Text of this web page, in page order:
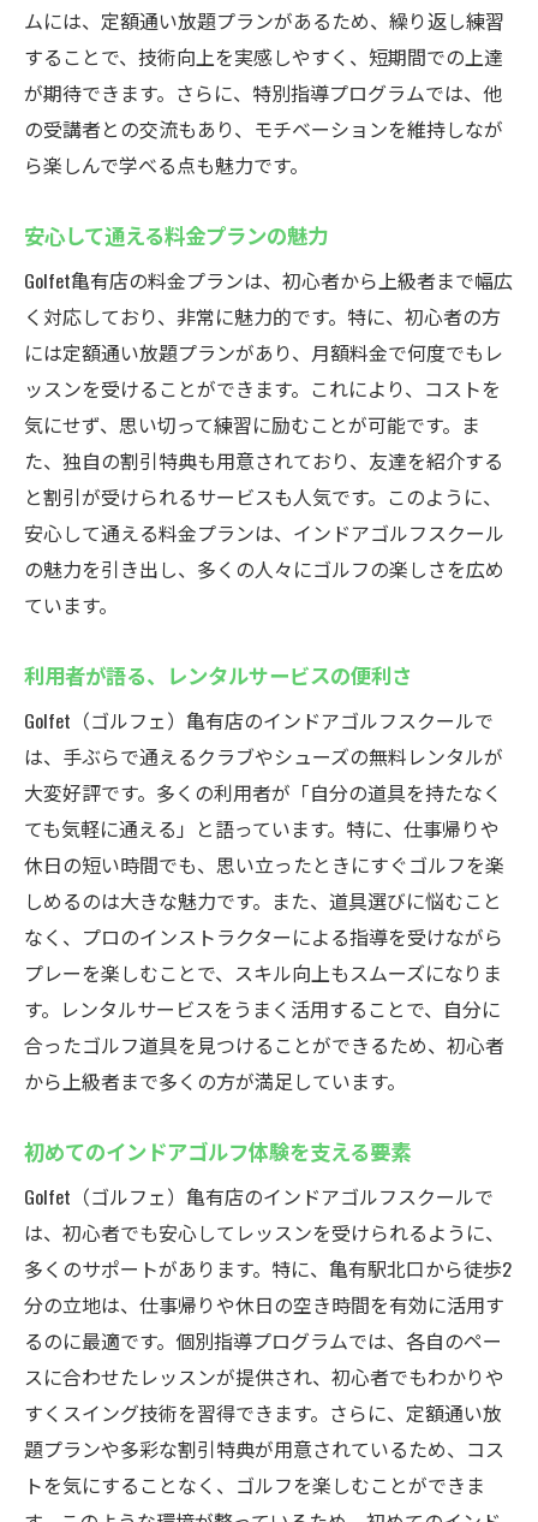
ムには、定額通い放題プランがあるため、繰り返し練習
することで、技術向上を実感しやすく、短期間での上達
が期待できます。さらに、特別指導プログラムでは、他
の受講者との交流もあり、モチベーションを維持しなが
ら楽しんで学べる点も魅力です。
安心して通える料金プランの魅力
Golfet亀有店の料金プランは、初心者から上級者まで幅広
く対応しており、非常に魅力的です。特に、初心者の方
には定額通い放題プランがあり、月額料金で何度でもレ
ッスンを受けることができます。これにより、コストを
気にせず、思い切って練習に励むことが可能です。ま
た、独自の割引特典も用意されており、友達を紹介する
と割引が受けられるサービスも人気です。このように、
安心して通える料金プランは、インドアゴルフスクール
の魅力を引き出し、多くの人々にゴルフの楽しさを広め
ています。
利用者が語る、レンタルサービスの便利さ
Golfet（ゴルフェ）亀有店のインドアゴルフスクールで
は、手ぶらで通えるクラブやシューズの無料レンタルが
大変好評です。多くの利用者が「自分の道具を持たなく
ても気軽に通える」と語っています。特に、仕事帰りや
休日の短い時間でも、思い立ったときにすぐゴルフを楽
しめるのは大きな魅力です。また、道具選びに悩むこと
なく、プロのインストラクターによる指導を受けながら
プレーを楽しむことで、スキル向上もスムーズになりま
す。レンタルサービスをうまく活用することで、自分に
合ったゴルフ道具を見つけることができるため、初心者
から上級者まで多くの方が満足しています。
初めてのインドアゴルフ体験を支える要素
Golfet（ゴルフェ）亀有店のインドアゴルフスクールで
は、初心者でも安心してレッスンを受けられるように、
多くのサポートがあります。特に、亀有駅北口から徒歩2
分の立地は、仕事帰りや休日の空き時間を有効に活用す
るのに最適です。個別指導プログラムでは、各自のペー
スに合わせたレッスンが提供され、初心者でもわかりや
すくスイング技術を習得できます。さらに、定額通い放
題プランや多彩な割引特典が用意されているため、コス
トを気にすることなく、ゴルフを楽しむことができま